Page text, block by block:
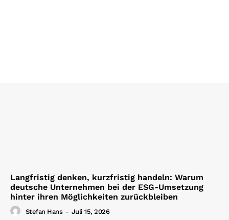
Langfristig denken, kurzfristig handeln: Warum
deutsche Unternehmen bei der ESG-Umsetzung
hinter ihren Möglichkeiten zurückbleiben
Stefan Hans - Juli 15, 2026